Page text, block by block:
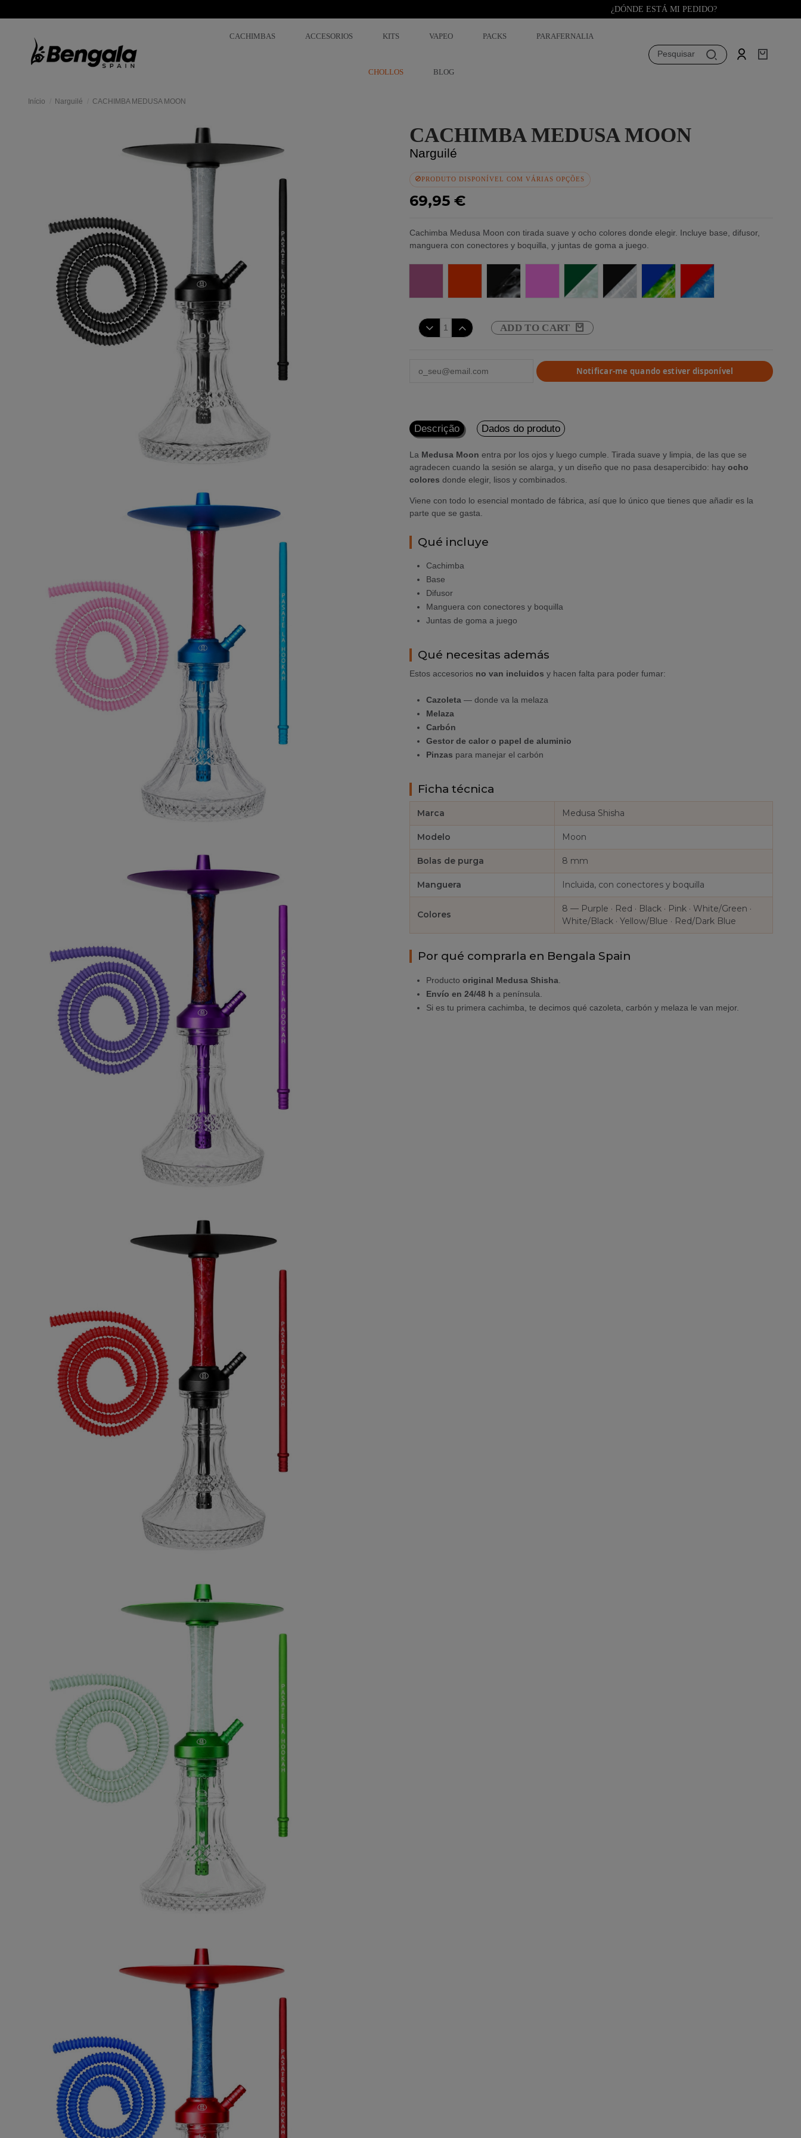
¿DÓNDE ESTÁ MI PEDIDO?
CACHIMBAS ACCESORIOS KITS VAPEO PACKS PARAFERNALIA
CHOLLOS BLOG
Pesquisar
Início Narguilé CACHIMBA MEDUSA MOON
CACHIMBA MEDUSA MOON
Narguilé
PRODUTO DISPONÍVEL COM VÁRIAS OPÇÕES
69,95 €
Cachimba Medusa Moon con tirada suave y ocho colores donde elegir. Incluye base, difusor,
manguera con conectores y boquilla, y juntas de goma a juego.
Preto Branco/VerdeWhite/Black Yellow/Blue Red/Dark Blue
ADD TO CART
Notificar-me quando estiver disponível
Descrição Dados do produto
La Medusa Moon entra por los ojos y luego cumple. Tirada suave y limpia, de las que se
agradecen cuando la sesión se alarga, y un diseño que no pasa desapercibido: hay ocho
colores donde elegir, lisos y combinados.
Viene con todo lo esencial montado de fábrica, así que lo único que tienes que añadir es la
parte que se gasta.
Qué incluye
Cachimba
Base
Difusor
Manguera con conectores y boquilla
Juntas de goma a juego
Qué necesitas además
Estos accesorios no van incluidos y hacen falta para poder fumar:
Cazoleta — donde va la melaza
Melaza
Carbón
Gestor de calor o papel de aluminio
Pinzas para manejar el carbón
Ficha técnica
Marca Medusa Shisha
Modelo Moon
Bolas de purga 8 mm
Manguera Incluida, con conectores y boquilla
Colores
8 — Purple · Red · Black · Pink · White/Green ·
White/Black · Yellow/Blue · Red/Dark Blue
Por qué comprarla en Bengala Spain
Producto original Medusa Shisha
Envío en 24/48 h a península.
Si es tu primera cachimba, te decimos qué cazoleta, carbón y melaza le van mejor.